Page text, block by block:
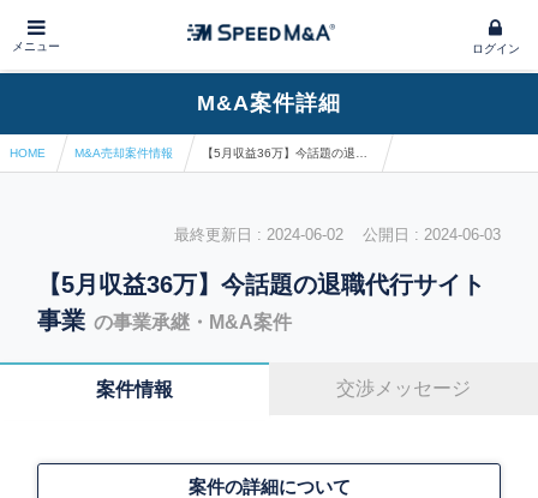
メニュー ログイン
M&A案件詳細
HOME M&A売却案件情報
最終更新日 : 2024-06-02 公開日 : 2024-06-03
【5月収益36万】今話題の退職代行サイト
事業 の事業承継・M&A案件
案件情報 交渉メッセージ
案件の詳細について